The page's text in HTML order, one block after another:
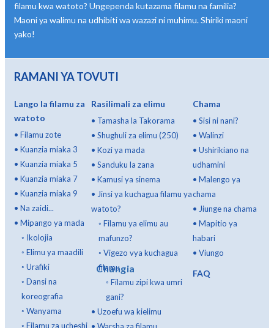
Changia
filamu kwa watoto? Ungependa kutazama filamu na familia?
Maoni ya walimu na udhibiti wa wazazi ni muhimu. Shiriki maoni
yako!
RAMANI YA TOVUTI
Lango la filamu za
watoto
• Filamu zote
• Kuanzia miaka 3
• Kuanzia miaka 5
• Kuanzia miaka 7
• Kuanzia miaka 9
• Na zaidi...
• Mipango ya mada
◦ Ikolojia
◦ Elimu ya maadili
◦ Urafiki
◦ Dansi na
koreografia
◦ Wanyama
◦ Filamu za ucheshi
Rasilimali za elimu
• Tamasha la Takorama
• Shughuli za elimu (250)
• Kozi ya mada
• Sanduku la zana
• Kamusi ya sinema
• Jinsi ya kuchagua filamu ya
watoto?
◦ Filamu ya elimu au
mafunzo?
◦ Vigezo vya kuchagua
filamu
◦ Filamu zipi kwa umri
gani?
• Uzoefu wa kielimu
Chama
•Sisi ni nani?
•Walinzi
•Ushirikiano na
udhamini
•Malengo ya
chama
• Jiunge na chama
•Mapitio ya
habari
•Viungo
FAQ